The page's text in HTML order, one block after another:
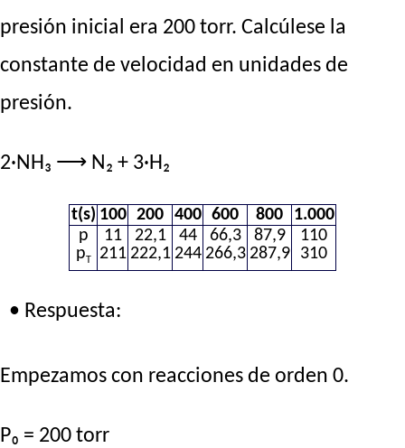
presión inicial era 200 torr. Calcúlese la
constante de velocidad en unidades de
presión.
2·NH₃ ⟶ N₂ + 3·H₂
t(s) 100 200 400 600 800
1.000
p
pT
11
211
22,1
222,1
44
244
66,3
266,3
87,9
287,9
110
310
• Respuesta:
Empezamos con reacciones de orden 0.
P₀ = 200 torr